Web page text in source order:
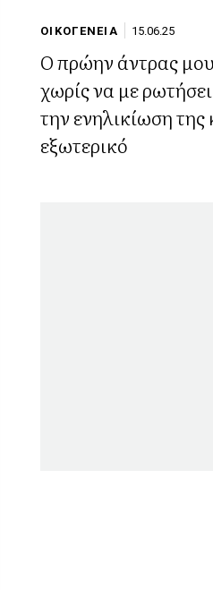
ΟΙΚΟΓΕΝΕΙΑ 15.06.25
Ο πρώην άντρας
χωρίς να με
την ενηλικίωση
εξωτερικό